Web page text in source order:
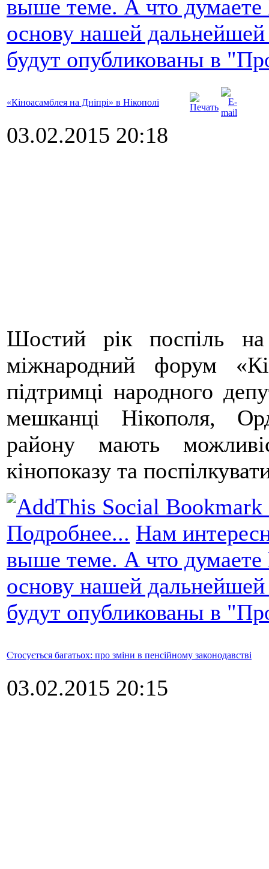
выше теме. А что
основу нашей
будут опубликованы в
«Кіноасамблея на Дніпрі» в Нікополі
03.02.2015 20:18
Шостий рік поспіль на
міжнародний форум
підтримці народного
мешканці Нікополя,
району мають
кінопоказу та
Подробнее... Нам
выше теме. А что
основу нашей
будут опубликованы в
Стосується багатьох: про зміни в пенсійному законодавстві
03.02.2015 20:15